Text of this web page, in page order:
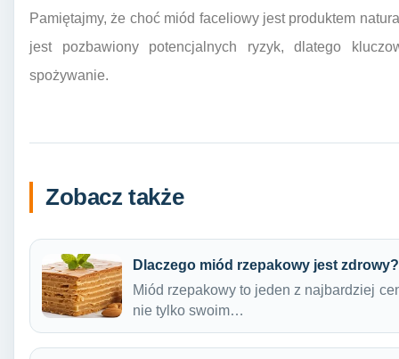
Pamiętajmy, że choć miód faceliowy jest produktem
jest pozbawiony potencjalnych ryzyk, dlatego
spożywanie.
Zobacz także
Dlaczego miód rzepakowy jest zdrowy?
Miód rzepakowy to jeden z najbardziej
nie tylko swoim…